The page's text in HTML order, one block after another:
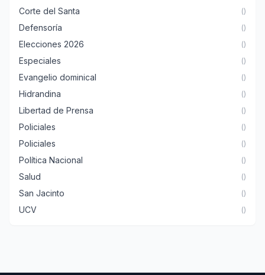
Corte del Santa ()
Defensoría ()
Elecciones 2026 ()
Especiales ()
Evangelio dominical ()
Hidrandina ()
Libertad de Prensa ()
Policiales ()
Policiales ()
Política Nacional ()
Salud ()
San Jacinto ()
UCV ()